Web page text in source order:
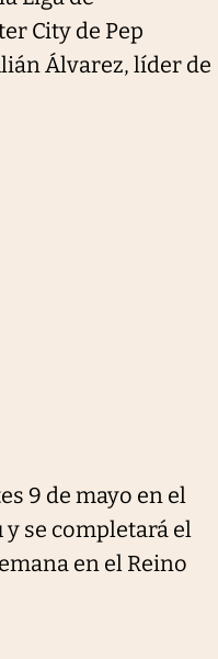
City de Pep
Álvarez, líder de
9 de mayo en el
se completará el
en el Reino